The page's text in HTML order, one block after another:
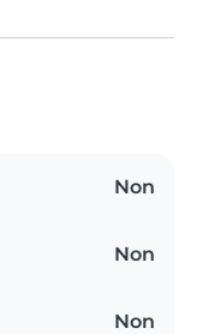
Non
Non
Non